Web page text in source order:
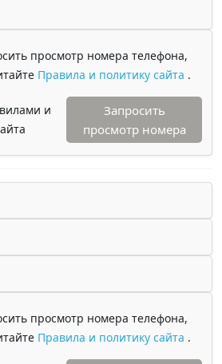
просмотр номера телефона,
Правила и политику сайта .
и
Запросить
просмотр номера
просмотр номера телефона,
Правила и политику сайта .